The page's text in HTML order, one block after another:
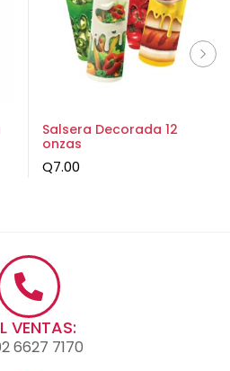
Salsera Decorada 12
onzas
Q7.00
VENTAS:
6627 7170